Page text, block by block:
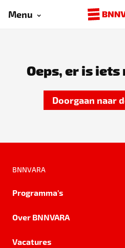
Menu
Oeps, er is iets
Doorgaan naar
BNNVARA
Programma's
Over BNNVARA
Vacatures